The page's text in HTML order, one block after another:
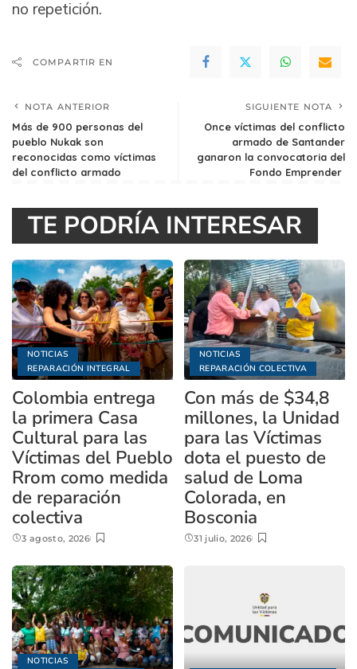
no repetición.
COMPARTIR EN
NOTA ANTERIOR
Más de 900 personas del
pueblo Nukak son
reconocidas como víctimas
del conflicto armado
SIGUIENTE NOTA
Once víctimas del conflicto
armado de Santander
ganaron la convocatoria del
Fondo Emprender
TE PODRÍA INTERESAR
NOTICIAS
REPARACIÓN INTEGRAL
Colombia entrega
la primera Casa
Cultural para las
Víctimas del Pueblo
Rrom como medida
de reparación
colectiva
3 agosto, 2026
NOTICIAS
REPARACIÓN COLECTIVA
Con más de $34,8
millones, la Unidad
para las Víctimas
dota el puesto de
salud de Loma
Colorada, en
Bosconia
31 julio, 2026
NOTICIAS